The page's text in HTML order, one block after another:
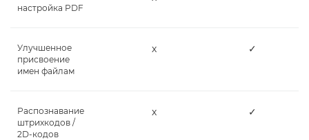
настройка PDF
Улучшенное
присвоение
имен файлам
х ✓
Распознавание
штрихкодов /
2D-кодов
х ✓